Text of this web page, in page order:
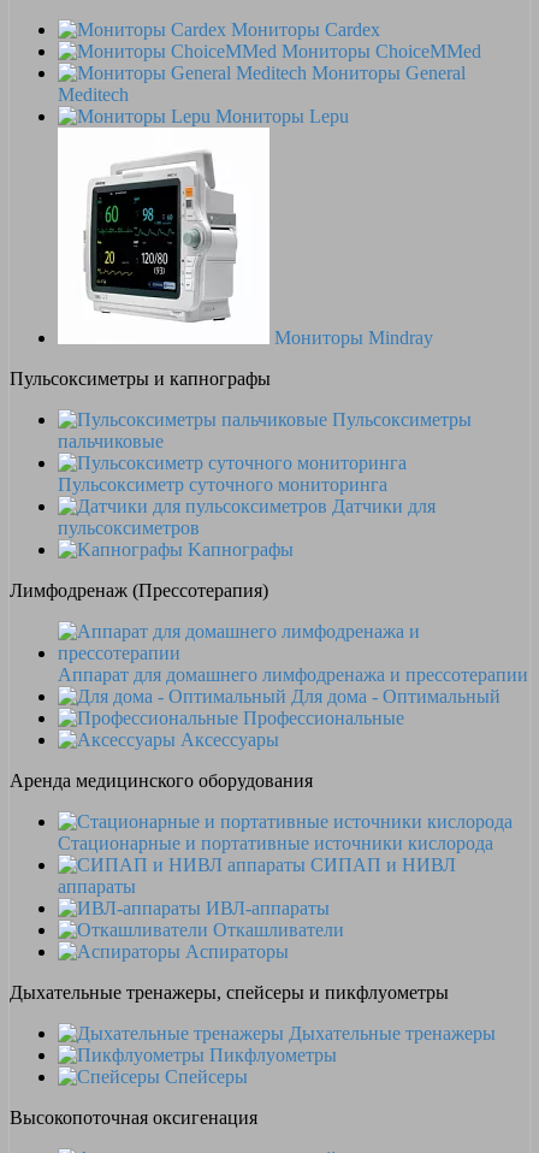
Мониторы Cardex
Мониторы ChoiceMMed
Мониторы General
Meditech
Мониторы Lepu
Мониторы Mindray
Пульсоксиметры и капнографы
Пульсоксиметры
пальчиковые
Пульсоксиметр суточного мониторинга
Датчики для
пульсоксиметров
Kапнографы
Лимфодренаж (Прессотерапия)
Аппарат для домашнего лимфодренажа и прессотерапии
Для дома - Оптимальный
Профессиональные
Аксессуары
Аренда медицинского оборудования
Стационарные и портативные источники кислорода
СИПАП и НИВЛ
аппараты
ИВЛ-аппараты
Откашливатели
Аспираторы
Дыхательные тренажеры, спейсеры и пикфлуометры
Дыхательные тренажеры
Пикфлуометры
Спейсеры
Высокопоточная оксигенация